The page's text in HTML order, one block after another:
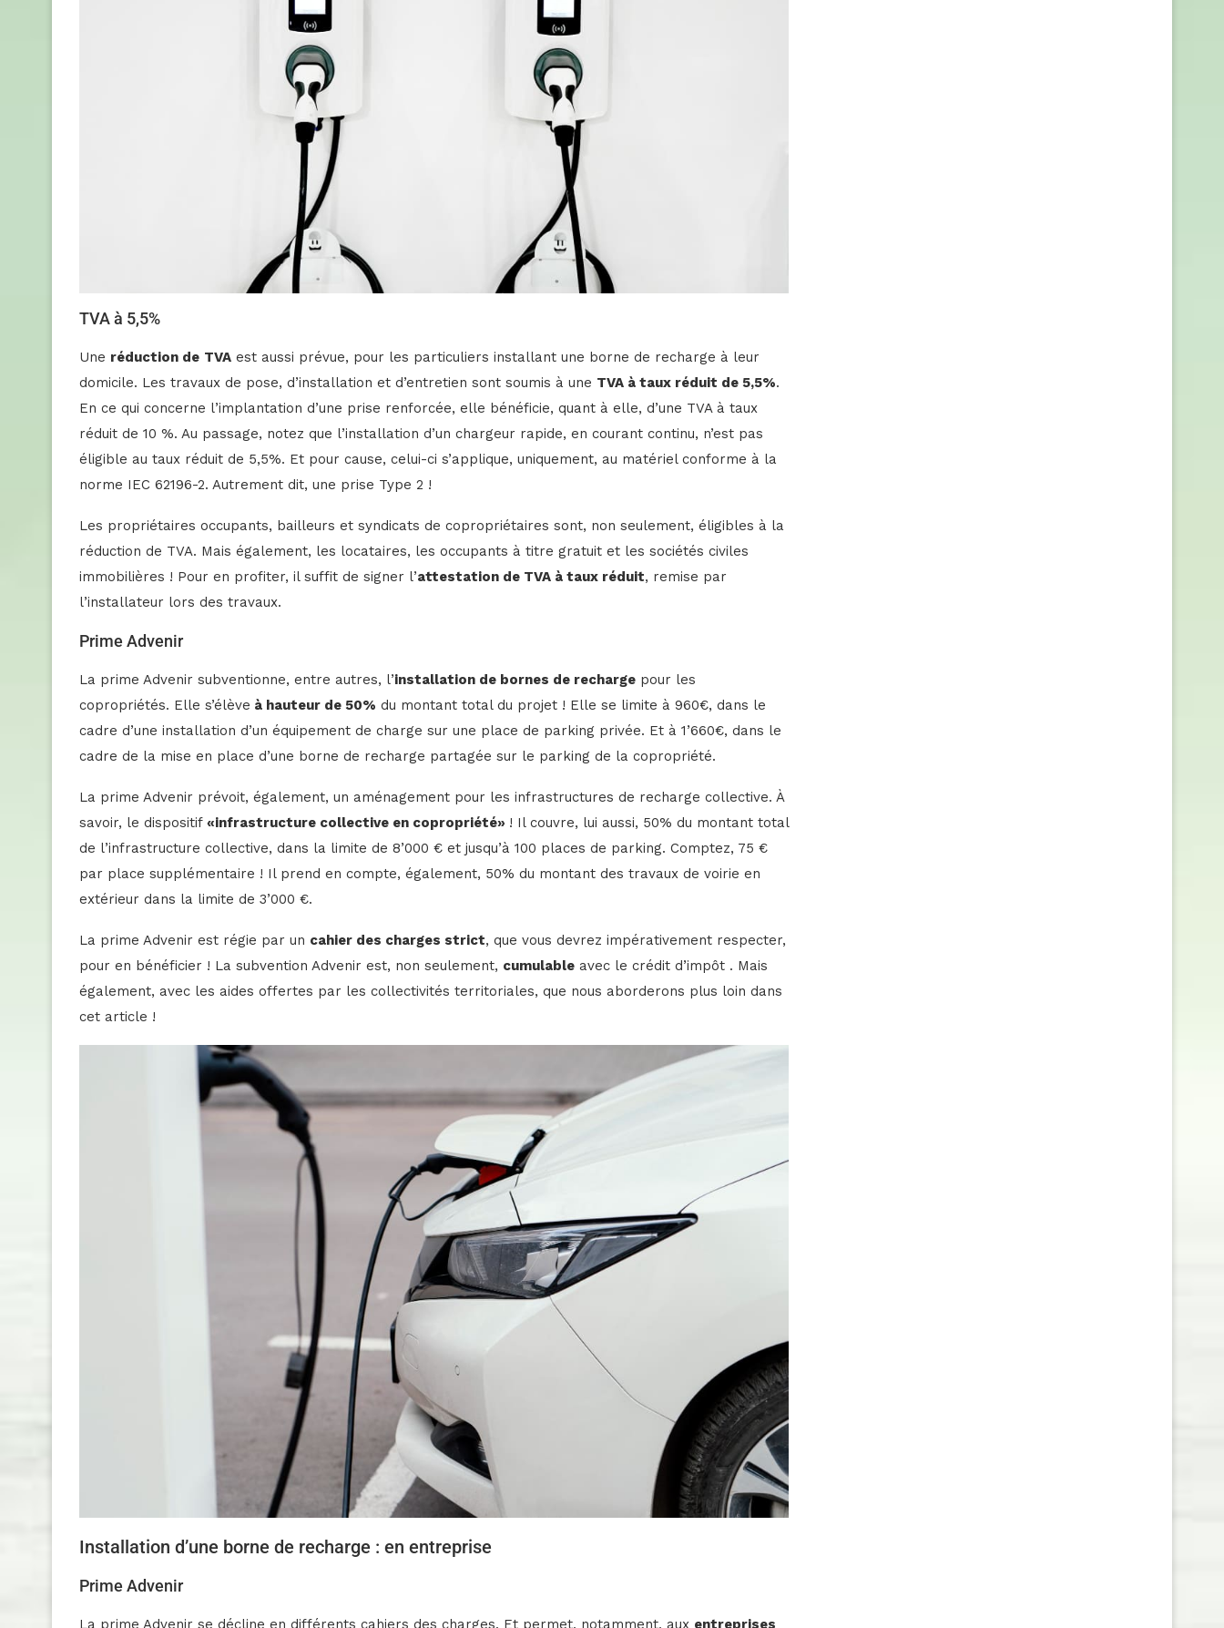
TVA à 5,5%
Une réduction de TVA est aussi prévue, pour les particuliers installant une borne de recharge à leur
domicile. Les travaux de pose, d’installation et d’entretien sont soumis à une TVA à taux réduit de 5,5%.
En ce qui concerne l’implantation d’une prise renforcée, elle bénéficie, quant à elle, d’une TVA à taux
réduit de 10 %. Au passage, notez que l’installation d’un chargeur rapide, en courant continu, n’est pas
éligible au taux réduit de 5,5%. Et pour cause, celui-ci s’applique, uniquement, au matériel conforme à la
norme IEC 62196-2. Autrement dit, une prise Type 2 !
Les propriétaires occupants, bailleurs et syndicats de copropriétaires sont, non seulement, éligibles à la
réduction de TVA. Mais également, les locataires, les occupants à titre gratuit et les sociétés civiles
immobilières ! Pour en profiter, il suffit de signer l’attestation de TVA à taux réduit, remise par
l’installateur lors des travaux.
Prime Advenir
La prime Advenir subventionne, entre autres, l’installation de bornes de recharge pour les
copropriétés. Elle s’élève à hauteur de 50% du montant total du projet ! Elle se limite à 960€, dans le
cadre d’une installation d’un équipement de charge sur une place de parking privée. Et à 1’660€, dans le
cadre de la mise en place d’une borne de recharge partagée sur le parking de la copropriété.
La prime Advenir prévoit, également, un aménagement pour les infrastructures de recharge collective. À
savoir, le dispositif «infrastructure collective en copropriété» ! Il couvre, lui aussi, 50% du montant total
de l’infrastructure collective, dans la limite de 8’000 € et jusqu’à 100 places de parking. Comptez, 75 €
par place supplémentaire ! Il prend en compte, également, 50% du montant des travaux de voirie en
extérieur dans la limite de 3’000 €.
La prime Advenir est régie par un cahier des charges strict, que vous devrez impérativement respecter,
pour en bénéficier ! La subvention Advenir est, non seulement, cumulable avec le crédit d’impôt . Mais
également, avec les aides offertes par les collectivités territoriales, que nous aborderons plus loin dans
cet article !
Installation d’une borne de recharge : en entreprise
Prime Advenir
La prime Advenir se décline en différents cahiers des charges. Et permet, notamment, aux entreprises